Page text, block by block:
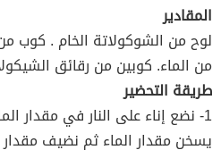
المقادير
لوح من الشوكولاتة الخام . كوب من
من الماء. كوبين من رقائق
طريقة التحضير
1- نضع إناء على النار في مقدار
يسخن مقدار الماء ثم نضيف مقدار